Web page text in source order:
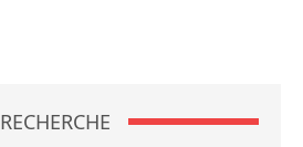
RECHERCHE